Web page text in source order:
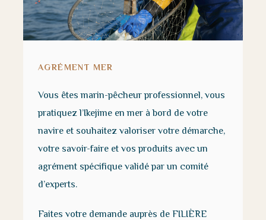
AGRÉMENT MER
Vous êtes marin-pêcheur professionnel, vous
pratiquez l’Ikejime en mer à bord de votre
navire et souhaitez valoriser votre démarche,
votre savoir-faire et vos produits avec un
agrément spécifique validé par un comité
d’experts.
Faites votre demande auprès de FILIÈRE